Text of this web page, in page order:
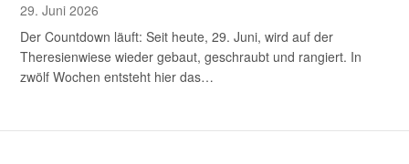
29. Juni 2026
Der Countdown läuft: Seit heute, 29. Juni, wird auf der
Theresienwiese wieder gebaut, geschraubt und rangiert. In
zwölf Wochen entsteht hier das…